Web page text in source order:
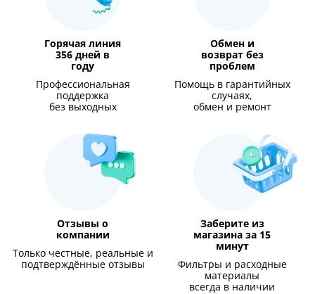
Горячая линия
356 дней в
году
Профессиональная
поддержка
без выходных
Обмен и
возврат без
проблем
Помощь в гарантийных
случаях,
обмен и ремонт
Отзывы о
компании
Только честные, реальные и
подтверждённые отзывы
Заберите из
магазина за 15
минут
Фильтры и расходные
материалы
всегда в наличии